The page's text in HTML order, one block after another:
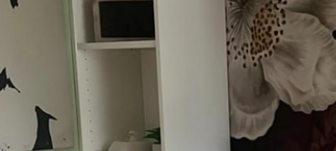
Materiales disponibles
Estándar
151666
Premium
181666